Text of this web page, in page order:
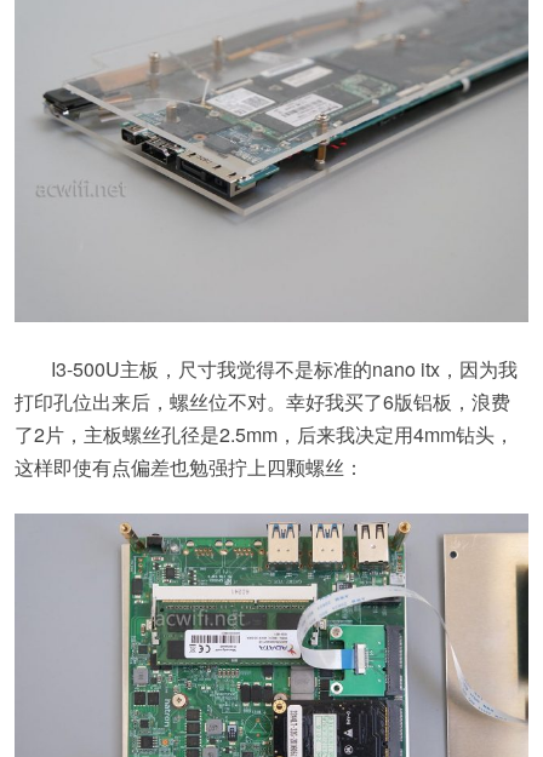
I3-500U主板，尺寸我觉得不是标准的nano itx，因为我
打印孔位出来后，螺丝位不对。幸好我买了6版铝板，浪费
了2片，主板螺丝孔径是2.5mm，后来我决定用4mm钻头，
这样即使有点偏差也勉强拧上四颗螺丝：